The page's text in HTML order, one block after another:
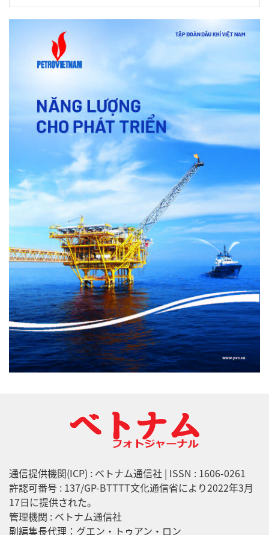
通信提供機関(ICP) : ベトナム通信社 | ISSN : 1606-0261
許認可番号 : 137/GP-BTTTT文化通信省により2022年3月
17日に提供された。
管理機関 : ベトナム通信社
副編集長代理：グエン・トゥアン・ロン